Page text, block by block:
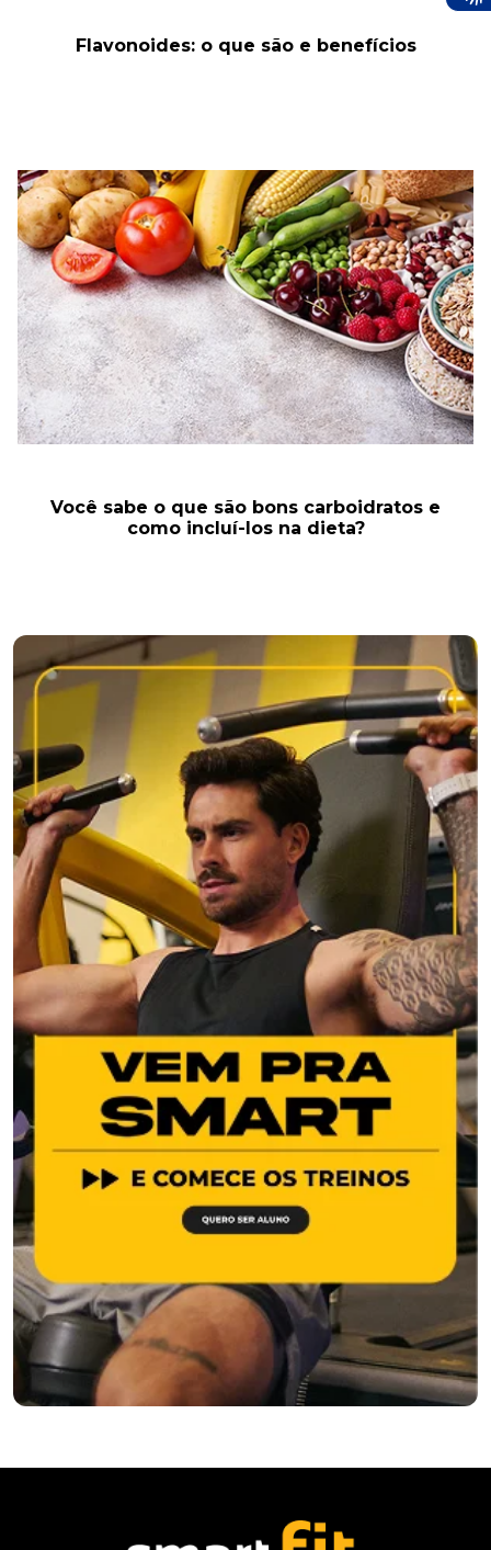
Flavonoides: o que são e benefícios
Você sabe o que são bons carboidratos e
como incluí-los na dieta?